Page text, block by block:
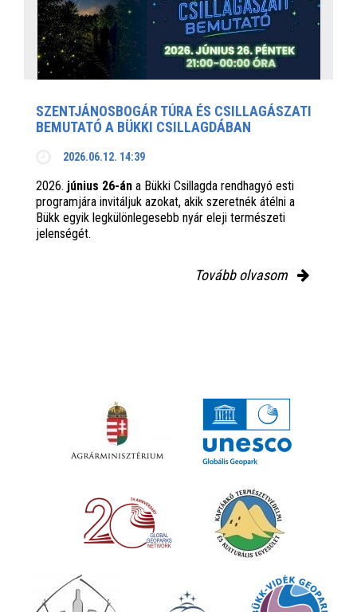
SZENTJÁNOSBOGÁR TÚRA ÉS CSILLAGÁSZATI
BEMUTATÓ A BÜKKI CSILLAGDÁBAN
2026.06.12. 14:39
2026. június 26-án a Bükki Csillagda rendhagyó esti
programjára invitáljuk azokat, akik szeretnék átélni a
Bükk egyik legkülönlegesebb nyár eleji természeti
jelenségét.
Tovább olvasom